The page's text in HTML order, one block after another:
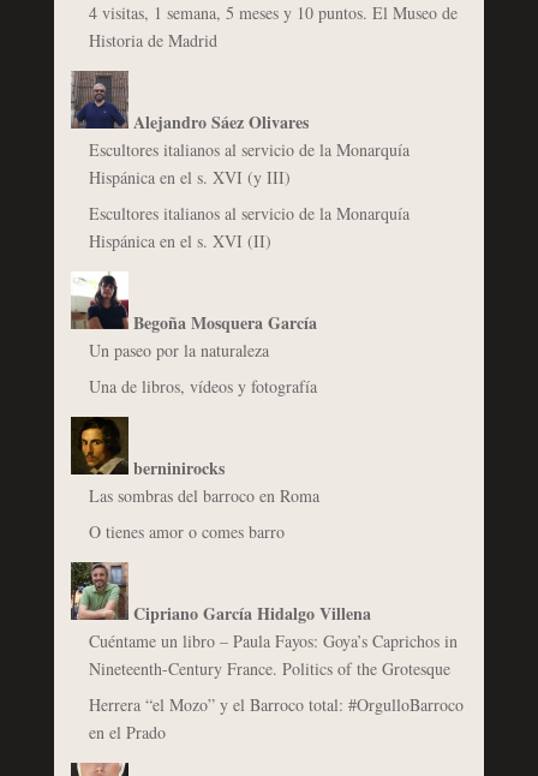
4 visitas, 1 semana, 5 meses y 10 puntos. El Museo de
Historia de Madrid
Alejandro Sáez Olivares
Escultores italianos al servicio de la Monarquía
Hispánica en el s. XVI (y III)
Escultores italianos al servicio de la Monarquía
Hispánica en el s. XVI (II)
Begoña Mosquera García
Un paseo por la naturaleza
Una de libros, vídeos y fotografía
berninirocks
Las sombras del barroco en Roma
O tienes amor o comes barro
Cipriano García Hidalgo Villena
Cuéntame un libro – Paula Fayos: Goya’s Caprichos in
Nineteenth-Century France. Politics of the Grotesque
Herrera “el Mozo” y el Barroco total: #OrgulloBarroco
en el Prado